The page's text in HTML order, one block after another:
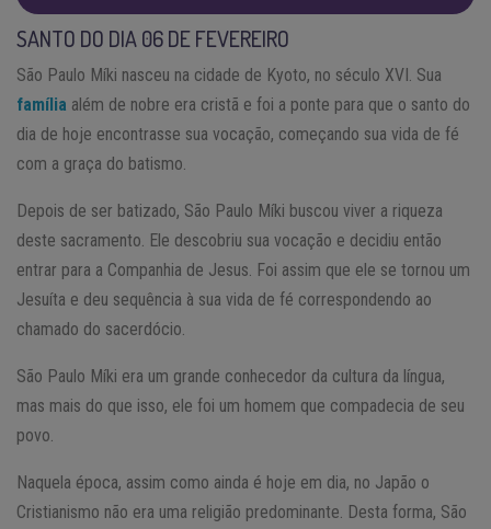
SANTO DO DIA 06 DE FEVEREIRO
São Paulo Míki nasceu na cidade de Kyoto, no século XVI. Sua
família além de nobre era cristã e foi a ponte para que o santo do
dia de hoje encontrasse sua vocação, começando sua vida de fé
com a graça do batismo.
Depois de ser batizado, São Paulo Míki buscou viver a riqueza
deste sacramento. Ele descobriu sua vocação e decidiu então
entrar para a Companhia de Jesus. Foi assim que ele se tornou um
Jesuíta e deu sequência à sua vida de fé correspondendo ao
chamado do sacerdócio.
São Paulo Míki era um grande conhecedor da cultura da língua,
mas mais do que isso, ele foi um homem que compadecia de seu
povo.
Naquela época, assim como ainda é hoje em dia, no Japão o
Cristianismo não era uma religião predominante. Desta forma, São